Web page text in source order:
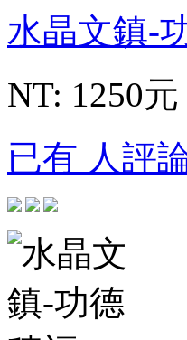
水晶文鎮-
NT: 1250元
已有 人評